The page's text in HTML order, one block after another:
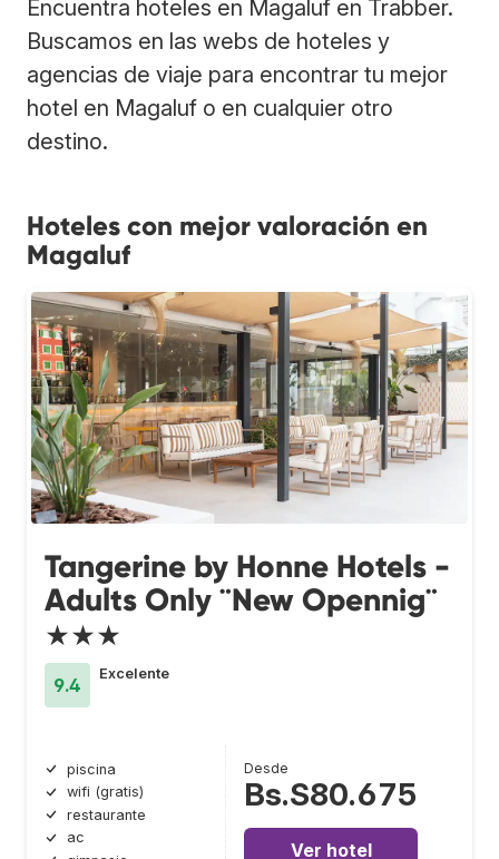
Encuentra hoteles en Magaluf en Trabber.
Buscamos en las webs de hoteles y
agencias de viaje para encontrar tu mejor
hotel en Magaluf o en cualquier otro
destino.
Hoteles con mejor valoración en
Magaluf
Tangerine by Honne Hotels -
Adults Only ¨New Opennig¨
★★★
9.4
Excelente
piscina
wifi (gratis)
restaurante
ac
Desde
Bs.S80.675
Ver hotel